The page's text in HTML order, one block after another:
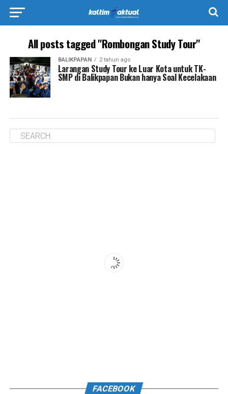
All posts tagged "Rombongan Study Tour"
BALIKPAPAN 2 tahun ago
Larangan Study Tour ke Luar Kota untuk TK-
SMP di Balikpapan Bukan hanya Soal Kecelakaan
FACEBOOK